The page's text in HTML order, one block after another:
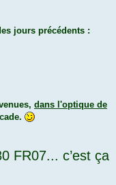
jours précédents :
dans l'optique de
FR07... c’est ça